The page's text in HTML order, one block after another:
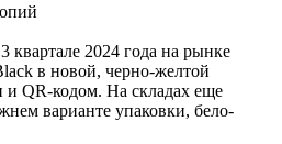
квартале 2024 года на рынке
в новой, черно-желтой
и QR-кодом. На складах еще
варианте упаковки, бело-